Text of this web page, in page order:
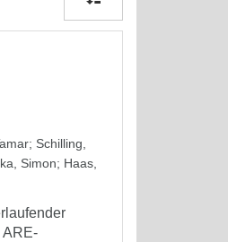
; Schilling,
Simon; Haas,
ARE-